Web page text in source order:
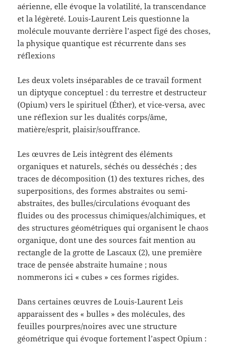
aérienne, elle évoque la volatilité, la transcendance
et la légèreté. Louis-Laurent Leis questionne la
molécule mouvante derrière l’aspect figé des choses,
la physique quantique est récurrente dans ses
réflexions
Les deux volets inséparables de ce travail forment
un diptyque conceptuel : du terrestre et destructeur
(Opium) vers le spirituel (Éther), et vice-versa, avec
une réflexion sur les dualités corps/âme,
matière/esprit, plaisir/souffrance.
Les œuvres de Leis intègrent des éléments
organiques et naturels, séchés ou desséchés ; des
traces de décomposition (1) des textures riches, des
superpositions, des formes abstraites ou semi-
abstraites, des bulles/circulations évoquant des
fluides ou des processus chimiques/alchimiques, et
des structures géométriques qui organisent le chaos
organique, dont une des sources fait mention au
rectangle de la grotte de Lascaux (2), une première
trace de pensée abstraite humaine ; nous
nommerons ici « cubes » ces formes rigides.
Dans certaines œuvres de Louis-Laurent Leis
apparaissent des « bulles » des molécules, des
feuilles pourpres/noires avec une structure
géométrique qui évoque fortement l’aspect Opium :